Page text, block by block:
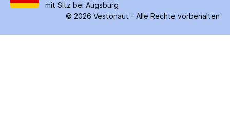
mit Sitz bei Augsburg
© 2026 Vestonaut - Alle Rechte vorbehalten